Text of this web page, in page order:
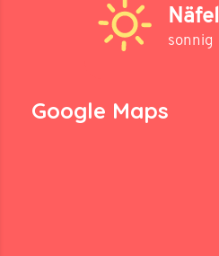
sonnig
Google Maps